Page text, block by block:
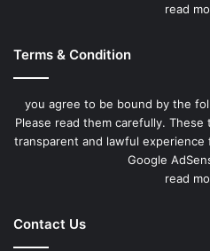
read
Terms & Condition
you agree to be bound by the
Please read them carefully.
transparent and lawful
Google
read
Contact Us